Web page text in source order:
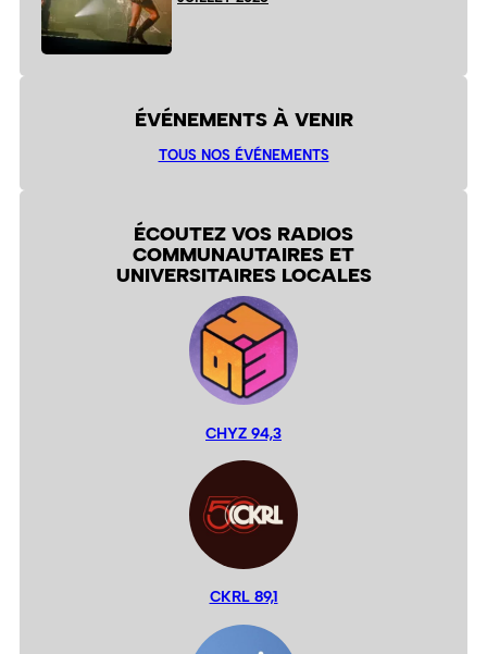
ÉVÉNEMENTS À VENIR
TOUS NOS ÉVÉNEMENTS
ÉCOUTEZ VOS RADIOS
COMMUNAUTAIRES ET
UNIVERSITAIRES LOCALES
CHYZ 94,3
CKRL 89,1